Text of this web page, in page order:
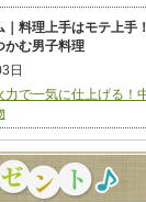
｜料理上手はモテ上手
かむ男子料理
日
力で一気に仕上げる！